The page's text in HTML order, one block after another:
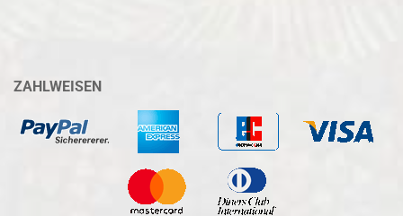
ZAHLWEISEN